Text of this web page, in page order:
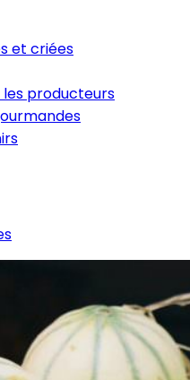
et criées
les producteurs